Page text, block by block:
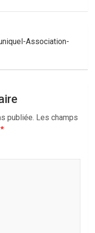
Association-
publiée. Les champs
*